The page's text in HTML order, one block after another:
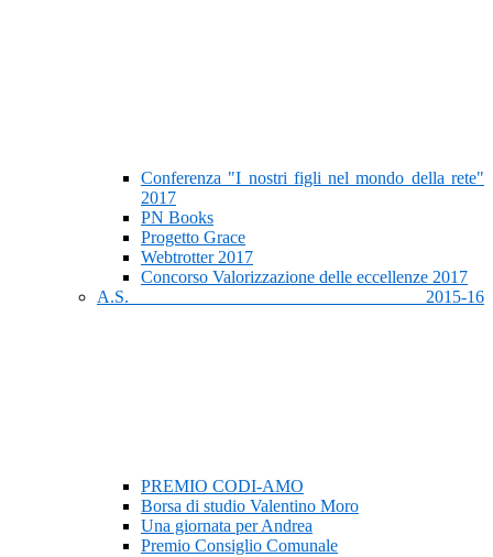
Conferenza "I nostri figli nel mondo della rete"
2017
PN Books
Progetto Grace
Webtrotter 2017
Concorso Valorizzazione delle eccellenze 2017
A.S. 2015-16
PREMIO CODI-AMO
Borsa di studio Valentino Moro
Una giornata per Andrea
Premio Consiglio Comunale